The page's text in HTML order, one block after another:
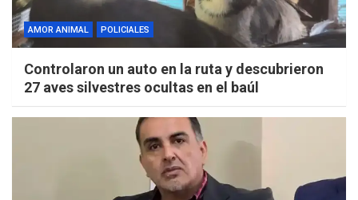
AMOR ANIMAL POLICIALES
Controlaron un auto en la ruta y descubrieron
27 aves silvestres ocultas en el baúl